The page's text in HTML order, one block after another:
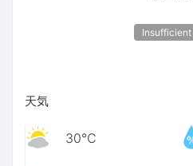
Insufficient
天気
30℃